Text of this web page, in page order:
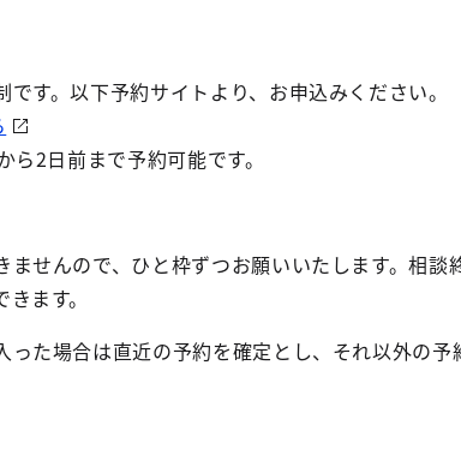
す。以下予約サイトより、お申込みください。
2日前まで予約可能です。
ませんので、ひと枠ずつお願いいたします。相談
ます。
った場合は直近の予約を確定とし、それ以外の